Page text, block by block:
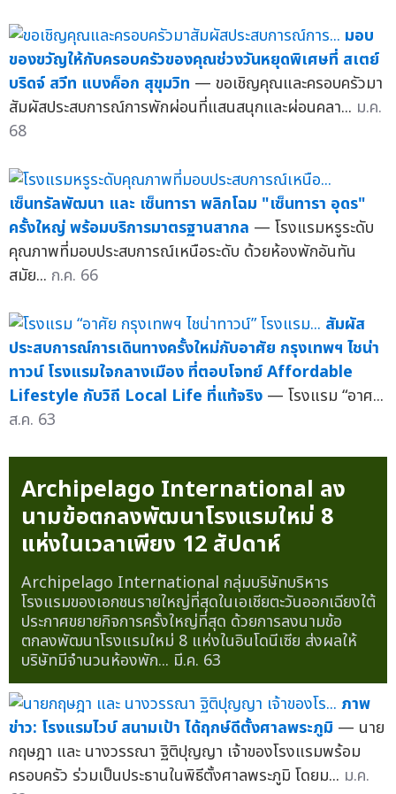
มอบ
ของขวัญให้กับครอบครัวของคุณช่วงวันหยุดพิเศษที่ สเตย์
บริดจ์ สวีท แบงค็อก สุขุมวิท — ขอเชิญคุณและครอบครัวมา
สัมผัสประสบการณ์การพักผ่อนที่แสนสนุกและผ่อนคลา... ม.ค.
68
เซ็นทรัลพัฒนา และ เซ็นทารา พลิกโฉม "เซ็นทารา อุดร"
ครั้งใหญ่ พร้อมบริการมาตรฐานสากล — โรงแรมหรูระดับ
คุณภาพที่มอบประสบการณ์เหนือระดับ ด้วยห้องพักอันทัน
สมัย... ก.ค. 66
สัมผัส
ประสบการณ์การเดินทางครั้งใหม่กับอาศัย กรุงเทพฯ ไชน่า
ทาวน์ โรงแรมใจกลางเมือง ที่ตอบโจทย์ Affordable
Lifestyle กับวิถี Local Life ที่แท้จริง — โรงแรม “อาศ...
ส.ค. 63
Archipelago International ลง
นามข้อตกลงพัฒนาโรงแรมใหม่ 8
แห่งในเวลาเพียง 12 สัปดาห์
Archipelago International กลุ่มบริษัทบริหาร
โรงแรมของเอกชนรายใหญ่ที่สุดในเอเชียตะวันออกเฉียงใต้
ประกาศขยายกิจการครั้งใหญ่ที่สุด ด้วยการลงนามข้อ
ตกลงพัฒนาโรงแรมใหม่ 8 แห่งในอินโดนีเซีย ส่งผลให้
บริษัทมีจำนวนห้องพัก... มี.ค. 63
ภาพ
ข่าว: โรงแรมไวบ์ สนามเป้า ได้ฤกษ์ดีตั้งศาลพระภูมิ — นาย
กฤษฎา และ นางวรรณา ฐิติปุญญา เจ้าของโรงแรมพร้อม
ครอบครัว ร่วมเป็นประธานในพิธีตั้งศาลพระภูมิ โดยม... ม.ค.